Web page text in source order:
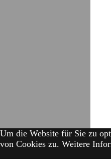
Um die Website für Sie zu
von Cookies zu. Weitere